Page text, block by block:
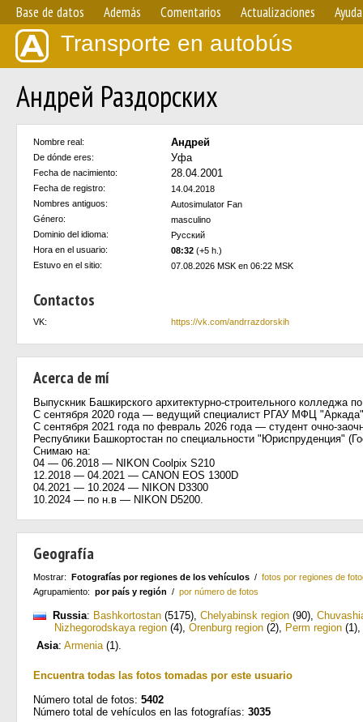
Base de datos Además Comentarios Actualizaciones Ayuda
Transporte en autobús
Андрей Раздорских
Nombre real: Андрей
De dónde eres: Уфа
Fecha de nacimiento: 28.04.2001
Fecha de registro:
14.04.2018
Nombres antiguos:
Autosimulator Fan
Género:
masculino
Dominio del idioma:
Русский
Hora en el usuario:
08:32 (+5 h.)
Estuvo en el sitio:
07.08.2026 MSK en 06:22 MSK
Contactos
VK: https://vk.com/andrrazdorskih
Acerca de mí
Выпускник Башкирского архитектурно-строительного
С сентября 2020 года — ведущий специалист РГАУ МФЦ "Аркада"
С сентября 2021 года по февраль 2026 года — студент очно-
Республики Башкортостан по специальности "Юриспруденция"
Снимаю на:
04 — 06.2018 — NIKON Coolpix S210
12.2018 — 04.2021 — CANON EOS 1300D
04.2021 — 10.2024 — NIKON D3300
10.2024 — по н.в — NIKON D5200.
Geografía
Mostrar: Fotografías por regiones de los vehículos / fotos por regiones de
Agrupamiento: por país y región / por número de fotos
Russia: Bashkortostan (5175), Chelyabinsk region (90),
Nizhegorodskaya region (4), Orenburg region (2), Perm region (1),
Asia: Armenia(1).
Encuentra todas las fotos tomadas por este usuario
Número total de fotos: 5402
Número total de vehículos en las fotografías: 3035